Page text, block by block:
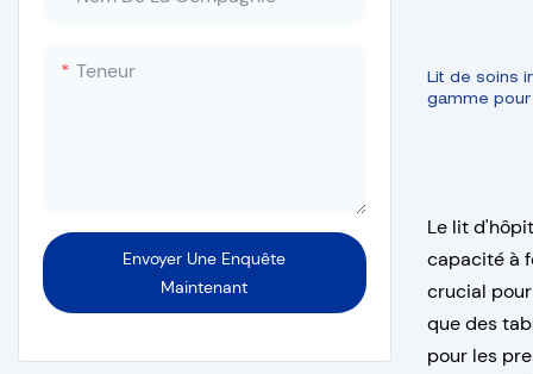
Laveuse-désinfecteuse
Teneur
Envoyer Une Enquête
Maintenant
Lit de soins
gamme pour
Le lit
capacité à
crucial
que des
pour les